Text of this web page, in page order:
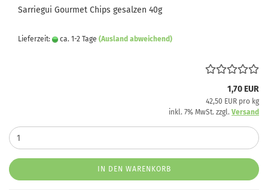
Sarriegui Gourmet Chips gesalzen 40g
Lieferzeit: ca. 1-2 Tage (Ausland abweichend)
1,70 EUR
42,50 EUR pro kg
inkl. 7% MwSt. zzgl. Versand
IN DEN WARENKORB